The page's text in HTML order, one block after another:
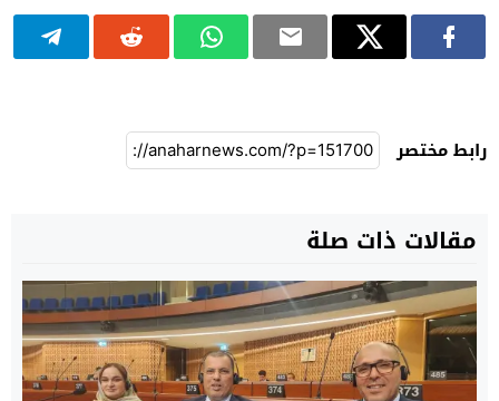
رابط مختصر
مقالات ذات صلة